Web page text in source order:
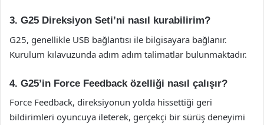
3. G25 Direksiyon Seti’ni nasıl kurabilirim?
G25, genellikle USB bağlantısı ile bilgisayara bağlanır.
Kurulum kılavuzunda adım adım talimatlar bulunmaktadır.
4. G25’in Force Feedback özelliği nasıl çalışır?
Force Feedback, direksiyonun yolda hissettiği geri
bildirimleri oyuncuya ileterek, gerçekçi bir sürüş deneyimi